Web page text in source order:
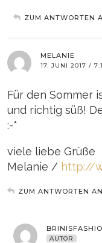
ZUM ANTWORTEN
MELANIE
17. JUNI 2017 /
Für den Sommer
und richtig süß!
:-*
viele liebe Grüße
Melanie / http://
ZUM ANTWORTEN
AUTOR